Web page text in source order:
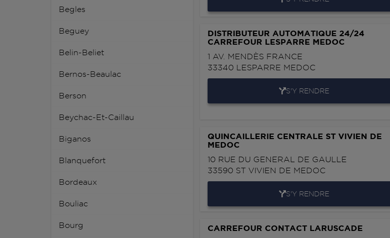
Begles
Beguey
Belin-Beliet
Bernos-Beaulac
Berson
Beychac-Et-Caillau
Biganos
Blanquefort
Bordeaux
Bouliac
Bourg
DISTRIBUTEUR AUTOMATIQUE 24/24
CARREFOUR LESPARRE MEDOC
1 AV. MENDÈS FRANCE
33340 LESPARRE MEDOC
S'Y RENDRE
QUINCAILLERIE CENTRALE ST VIVIEN DE
MEDOC
10 RUE DU GENERAL DE GAULLE
33590 ST VIVIEN DE MEDOC
S'Y RENDRE
CARREFOUR CONTACT LARUSCADE